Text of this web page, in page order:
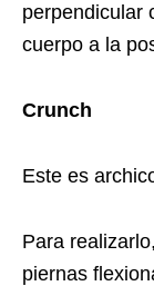
perpendicular
cuerpo a la
Crunch
Este es
Para
piernas